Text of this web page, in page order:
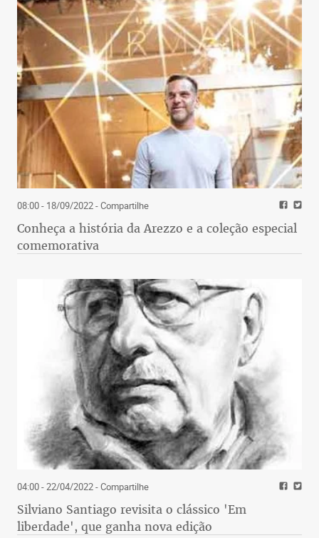
08:00 - 18/09/2022- Compartilhe
Conheça a história da Arezzo e a coleção especial
comemorativa
04:00 - 22/04/2022- Compartilhe
Silviano Santiago revisita o clássico 'Em
liberdade', que ganha nova edição